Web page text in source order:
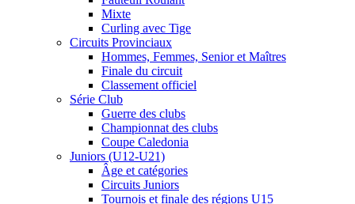
Mixte
Curling avec Tige
Circuits Provinciaux
Hommes, Femmes, Senior et Maîtres
Finale du circuit
Classement officiel
Série Club
Guerre des clubs
Championnat des clubs
Coupe Caledonia
Juniors (U12-U21)
Âge et catégories
Circuits Juniors
Tournois et finale des régions U15